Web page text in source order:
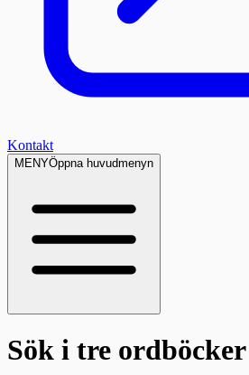
Kontakt
MENYÖppna huvudmenyn
Sök i tre ordböcker